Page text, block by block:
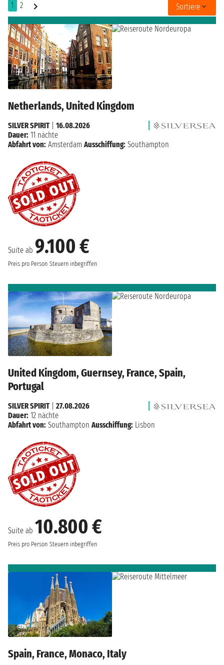
1 2 Sortiere
Netherlands, United Kingdom
Suite ab 9.100 €
Preis pro Person Steuern inbegriffen
SILVER SPIRIT| 16.08.2026
Dauer: 11 nächte
Abfahrt von: Amsterdam Ausschiffung: Southampton
United Kingdom, Guernsey, France, Spain,
Portugal
Suite ab 10.800 €
Preis pro Person Steuern inbegriffen
SILVER SPIRIT| 27.08.2026
Dauer: 12 nächte
Abfahrt von: Southampton Ausschiffung: Lisbon
Spain, France, Monaco, Italy